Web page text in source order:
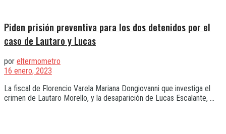
Piden prisión preventiva para los dos detenidos por el
caso de Lautaro y Lucas
por eltermometro
16 enero, 2023
La fiscal de Florencio Varela Mariana Dongiovanni que investiga el
crimen de Lautaro Morello, y la desaparición de Lucas Escalante, ...